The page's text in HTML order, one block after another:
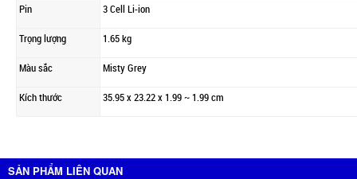
Pin 3 Cell Li-ion
Trọng lượng 1.65 kg
Màu sắc Misty Grey
Kích thước 35.95 x 23.22 x 1.99 ~ 1.99 cm
SẢN PHẨM LIÊN QUAN